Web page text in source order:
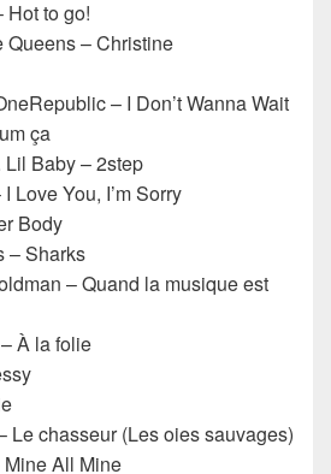
to go!
Queens – Christine
– I Don’t Wanna Wait
ça
Baby – 2step
Love You, I’m Sorry
Body
– Sharks
– Quand la musique est
À la folie
Le chasseur (Les oies sauvages)
All Mine